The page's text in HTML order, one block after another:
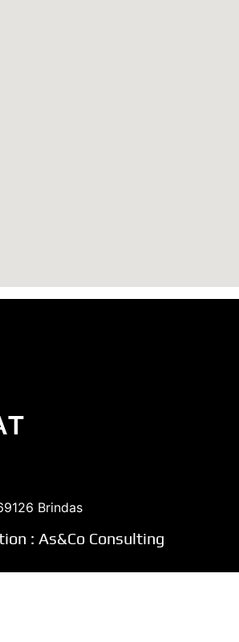
Brindas
: As&Co Consulting